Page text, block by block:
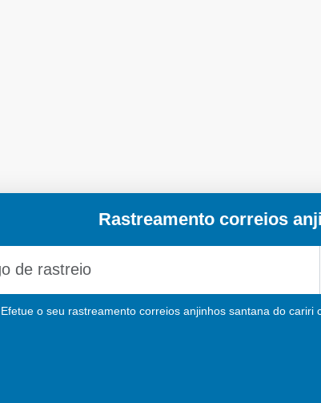
Rastreamento correios
Efetue o seu rastreamento correios anjinhos santana do